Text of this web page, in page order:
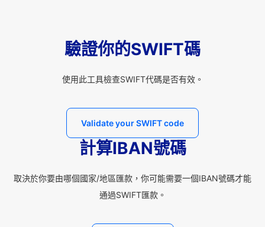
驗證你的SWIFT碼
使用此工具檢查SWIFT代碼是否有效。
Validate your SWIFT code
計算IBAN號碼
取決於你要由哪個國家/地區匯款，你可能需要一個IBAN號碼才能
通過SWIFT匯款。